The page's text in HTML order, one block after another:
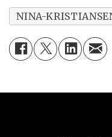
NINA-